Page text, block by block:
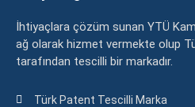
İhtiyaçlara çözüm sunan YTÜ
ağ olarak hizmet vermekte olup
tarafından tescilli bir markadır.
Türk Patent Tescilli Marka